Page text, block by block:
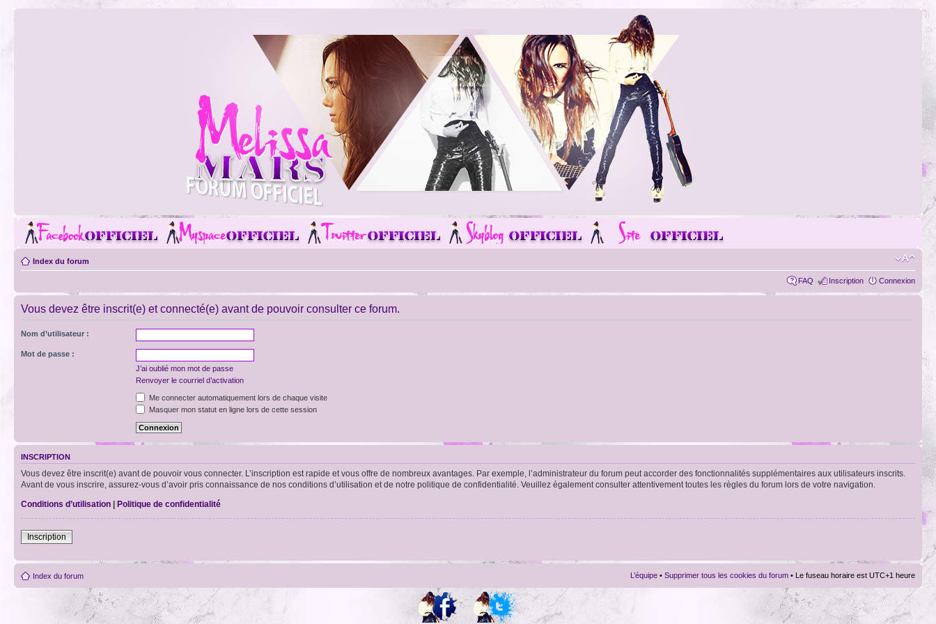
Index du forum
FAQ Inscription Connexion
Vous devez être inscrit(e) et connecté(e) avant de pouvoir consulter ce forum.
Nom d’utilisateur :
Mot de passe :
J’ai oublié mon mot de passe
Renvoyer le courriel d’activation
Me connecter automatiquement lors de chaque visite
Masquer mon statut en ligne lors de cette session
INSCRIPTION
Vous devez être inscrit(e) avant de pouvoir vous connecter. L’inscription est rapide et vous offre de nombreux avantages. Par exemple, l’administrateur du forum peut accorder des fonctionnalités supplémentaires aux utilisateurs inscrits.
Avant de vous inscrire, assurez-vous d’avoir pris connaissance de nos conditions d’utilisation et de notre politique de confidentialité. Veuillez également consulter attentivement toutes les règles du forum lors de votre navigation.
Conditions d’utilisation | Politique de confidentialité
Inscription
Index du forum L’équipe • Supprimer tous les cookies du forum • Le fuseau horaire est UTC+1 heure